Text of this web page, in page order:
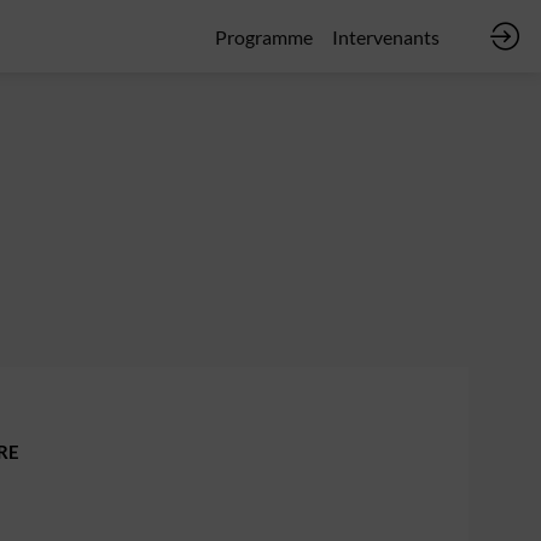
Programme Intervenants